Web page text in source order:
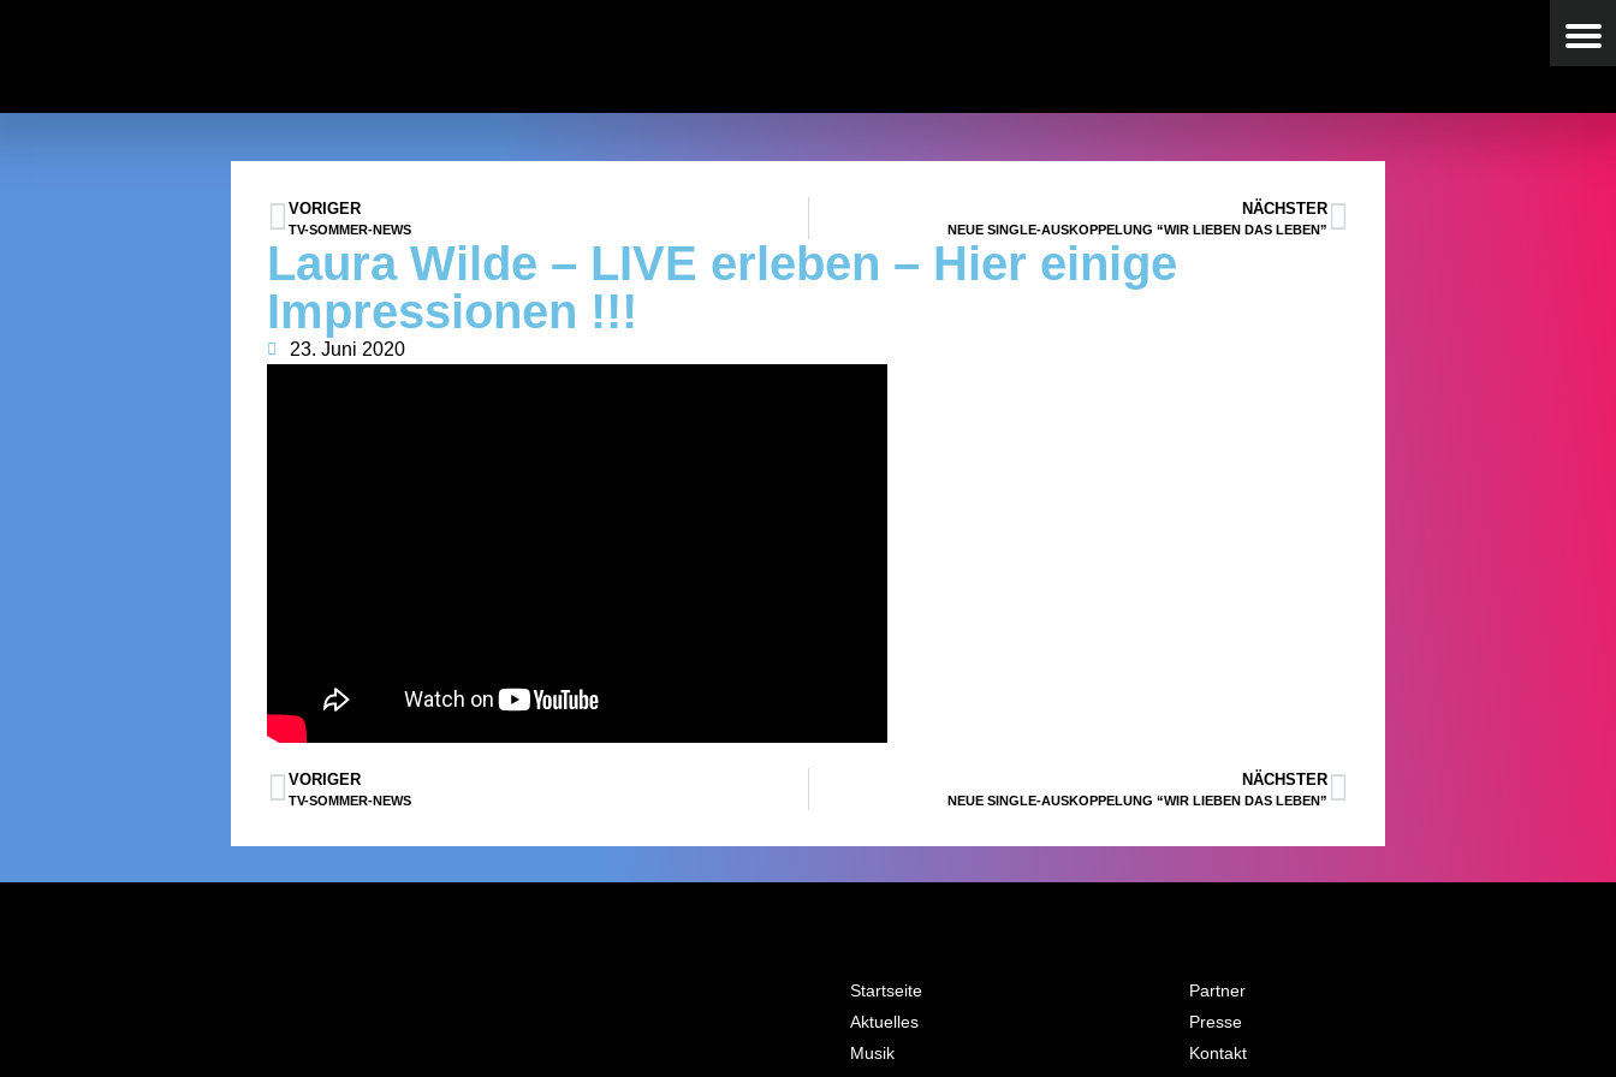
VORIGER
TV-SOMMER-NEWS
NÄCHSTER
NEUE SINGLE-AUSKOPPELUNG “WIR LIEBEN DAS LEBEN”
Laura Wilde – LIVE erleben – Hier einige
Impressionen !!!
23. Juni 2020
VORIGER
TV-SOMMER-NEWS
NÄCHSTER
NEUE SINGLE-AUSKOPPELUNG “WIR LIEBEN DAS LEBEN”
Startseite
Aktuelles
Musik
Partner
Presse
Kontakt